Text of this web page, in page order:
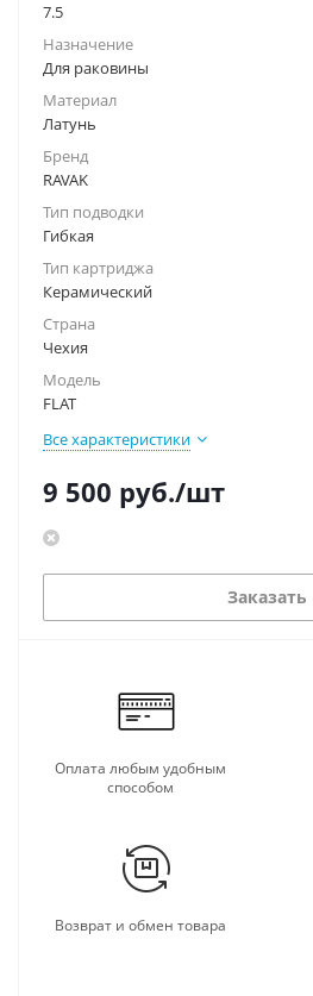
7.5
Назначение
Для раковины
Материал
Латунь
Бренд
RAVAK
Тип подводки
Гибкая
Тип картриджа
Керамический
Страна
Чехия
Модель
FLAT
Все характеристики
9 500 руб./шт
Заказать
Оплата любым удобным
способом
Возврат и обмен товара